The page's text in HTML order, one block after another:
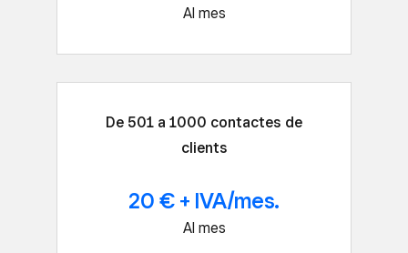
Al mes
De 501 a 1000 contactes de
clients
20 € + IVA/mes.
Al mes